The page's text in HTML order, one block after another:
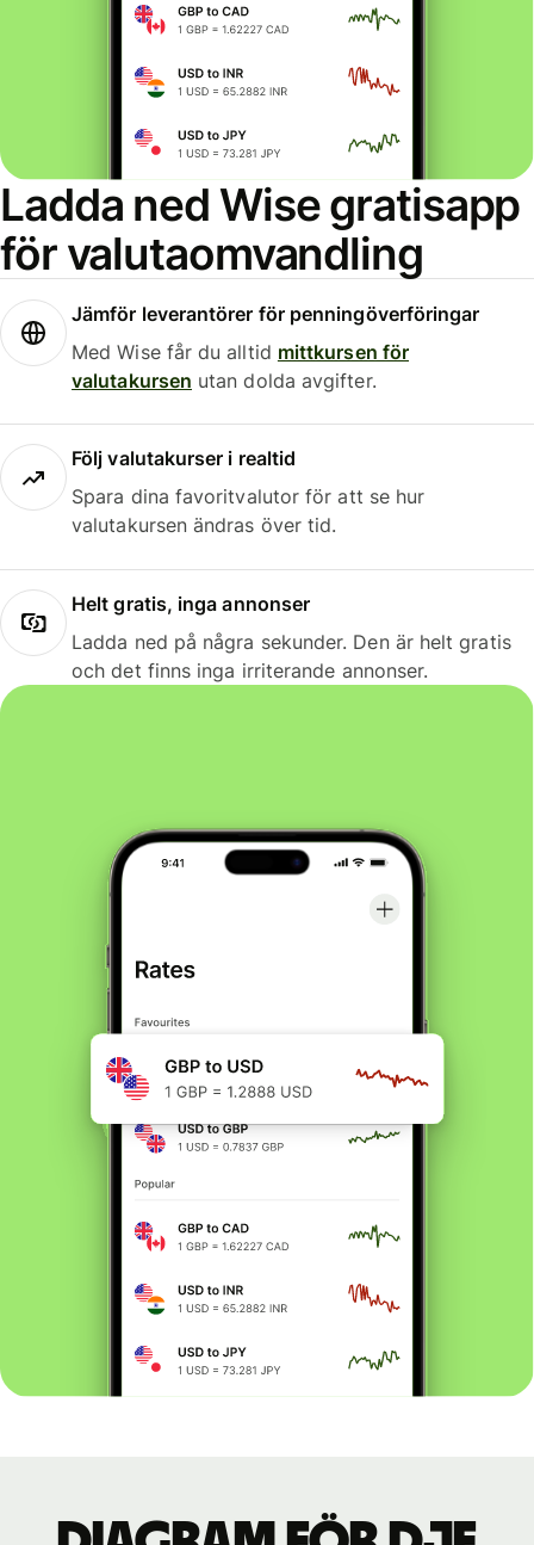
Ladda ned Wise gratisapp
för valutaomvandling
Jämför leverantörer för penningöverföringar
Med Wise får du alltid mittkursen för
valutakursen utan dolda avgifter.
Följ valutakurser i realtid
Spara dina favoritvalutor för att se hur
valutakursen ändras över tid.
Helt gratis, inga annonser
Ladda ned på några sekunder. Den är helt gratis
och det finns inga irriterande annonser.